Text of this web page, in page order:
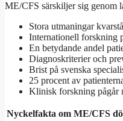
ME/CFS särskiljer sig genom
Stora utmaningar
Internationell forskning
En betydande andel
Diagnoskriterier och
Brist på svenska
25 procent av
Klinisk forskning pågår
Nyckelfakta om ME/CFS